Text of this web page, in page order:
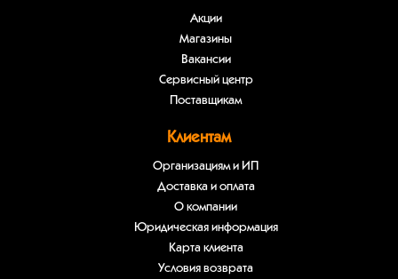
Акции
Магазины
Вакансии
Сервисный центр
Поставщикам
Клиентам
Организациям и ИП
Доставка и оплата
О компании
Юридическая информация
Карта клиента
Условия возврата